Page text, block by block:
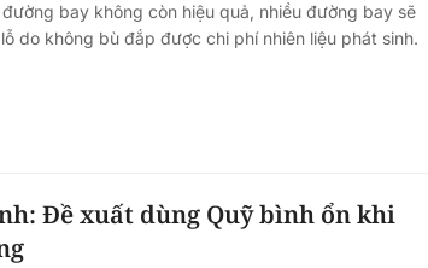
bay không còn hiệu quả, nhiều đường bay sẽ
do không bù đắp được chi phí nhiên liệu phát sinh.
Đề xuất dùng Quỹ bình ổn khi